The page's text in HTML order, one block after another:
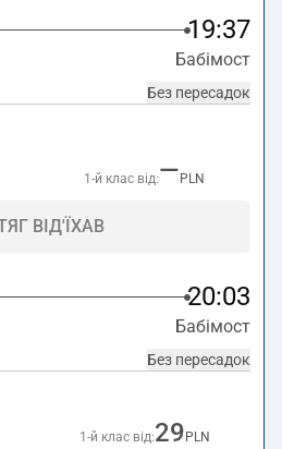
19:37
Бабімост
Без пересадок
1-й клас від:— PLN
ВІД'ЇХАВ
20:03
Бабімост
Без пересадок
1-й клас від:29 PLN